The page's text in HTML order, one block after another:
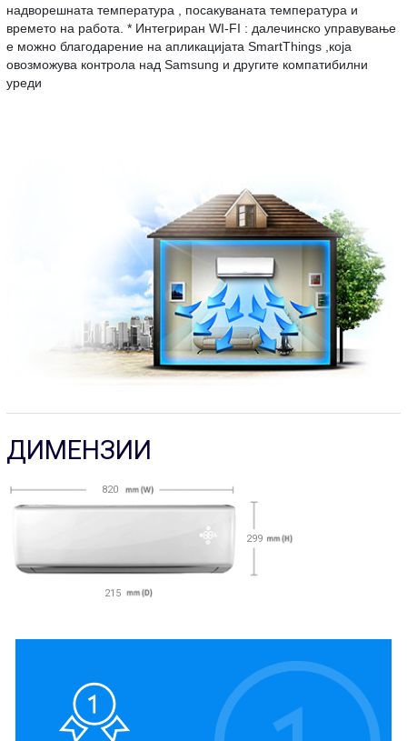
надворешната температура , посакуваната температура и
времето на работа. * Интегриран WI-FI : далечинско управување
е можно благодарение на апликацијата SmartThings ,која
овозможува контрола над Samsung и другите компатибилни
уреди
ДИМЕНЗИИ
820
299
215